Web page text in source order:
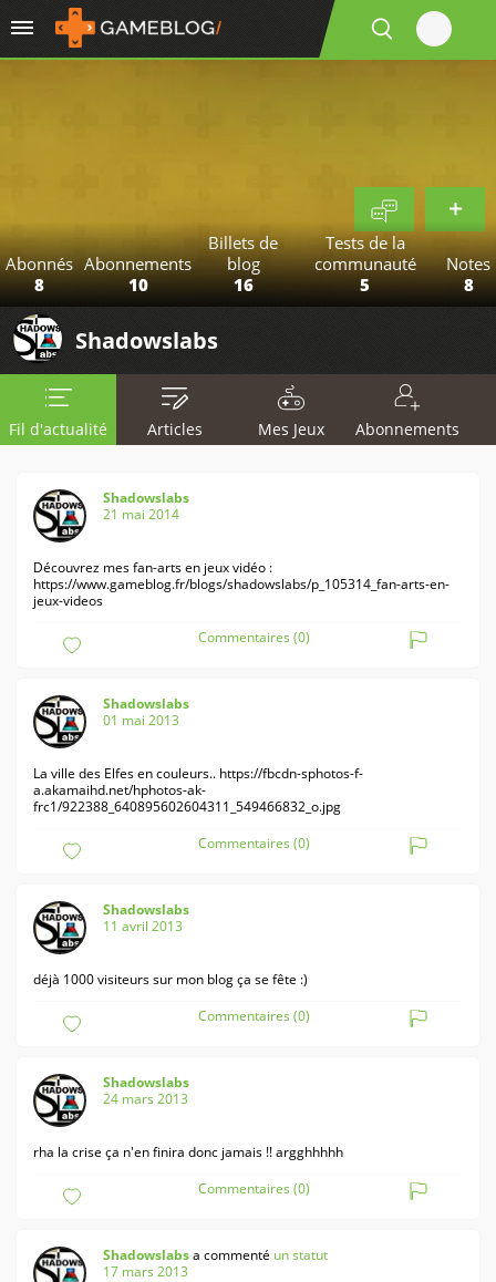
Abonnés
8
Abonnements
10
Billets de
blog
16
Tests de la
communauté
5
Notes
8
Shadowslabs
Fil d'actualité Articles Mes Jeux Abonnements
Shadowslabs
21 mai 2014
Découvrez mes fan-arts en jeux vidéo :
https://www.gameblog.fr/blogs/shadowslabs/p_105314_fan-arts-en-
jeux-videos
Commentaires (0)
Shadowslabs
01 mai 2013
La ville des Elfes en couleurs.. https://fbcdn-sphotos-f-
a.akamaihd.net/hphotos-ak-
frc1/922388_640895602604311_549466832_o.jpg
Commentaires (0)
Shadowslabs
11 avril 2013
déjà 1000 visiteurs sur mon blog ça se fête :)
Commentaires (0)
Shadowslabs
24 mars 2013
rha la crise ça n'en finira donc jamais !! argghhhhh
Commentaires (0)
Shadowslabsa commenté un statut
17 mars 2013